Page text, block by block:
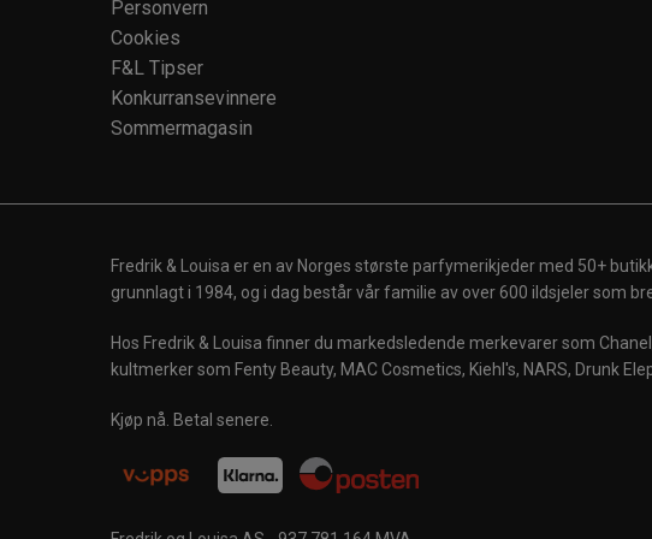
Personvern
Cookies
F&L Tipser
Konkurransevinnere
Sommermagasin
Fredrik & Louisa er en av Norges største parfymerikjeder med 50+
grunnlagt i 1984, og i dag består vår familie av over 600 ildsjeler som
Hos Fredrik & Louisa finner du markedsledende merkevarer som
kultmerker som Fenty Beauty, MAC Cosmetics, Kiehl's, NARS, Drunk
Kjøp nå. Betal senere.